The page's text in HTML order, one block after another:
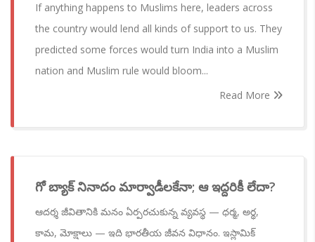
If anything happens to Muslims here, leaders across
the country would lend all kinds of support to us. They
predicted some forces would turn India into a Muslim
nation and Muslim rule would bloom...
Read More
గో బ్యాక్ నినాదం మార్వాడీలకేనా; ఆ ఇద్దరికీ లేదా?
ఆదర్శ జీవితానికి మనం ఏర్పరచుకున్న వ్యవస్థ — ధర్మ, అర్థ,
కామ, మోక్షాలు — ఇది భారతీయ జీవన విధానం. ఇస్లామిక్